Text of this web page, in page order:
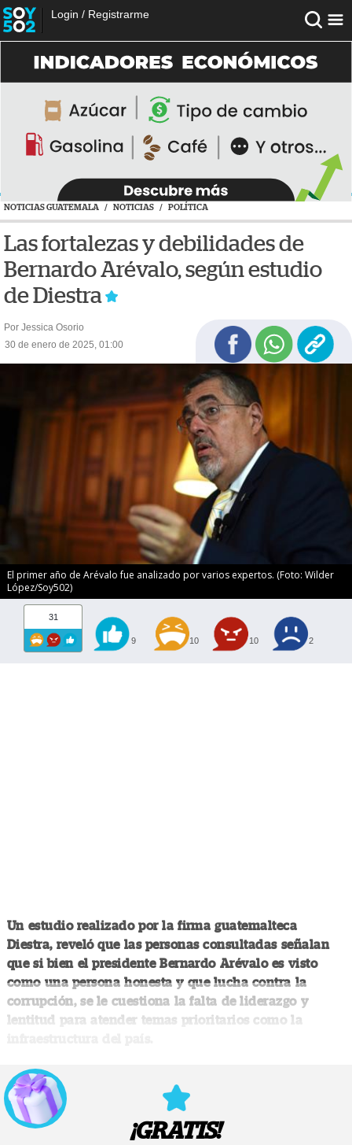
Login / Registrarme
NOTICIAS GUATEMALA / NOTICIAS / POLÍTICA
Las fortalezas y debilidades de
Bernardo Arévalo, según estudio
de Diestra
Por Jessica Osorio
30 de enero de 2025, 01:00
El primer año de Arévalo fue analizado por varios expertos. (Foto: Wilder
López/Soy502)
31
9 10 10 2
Un estudio realizado por la firma guatemalteca
Diestra, reveló que las personas consultadas señalan
que si bien el presidente Bernardo Arévalo es visto
como una persona honesta y que lucha contra la
corrupción, se le cuestiona la falta de liderazgo y
lentitud para atender temas prioritarios como la
¡GRATIS!